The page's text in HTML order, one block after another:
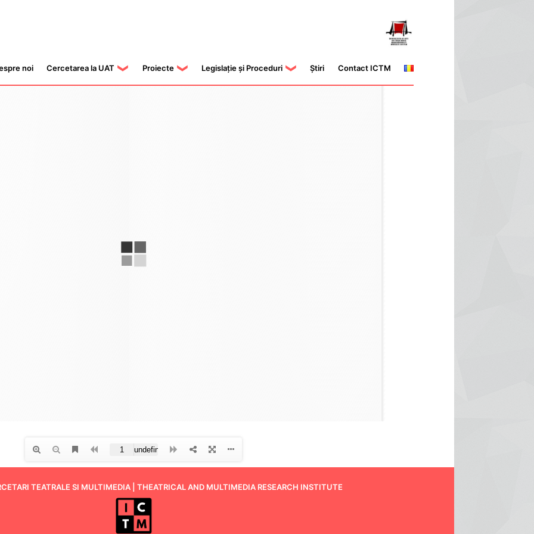
noi Cercetarea la UAT Proiecte Legislație și Proceduri Știri Contact ICTM
TEATRALE SI MULTIMEDIA | THEATRICAL AND MULTIMEDIA RESEARCH INSTITUTE